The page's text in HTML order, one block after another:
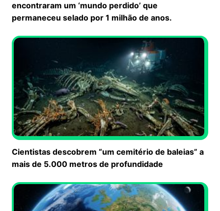
encontraram um ‘mundo perdido’ que
permaneceu selado por 1 milhão de anos.
Cientistas descobrem “um cemitério de baleias” a
mais de 5.000 metros de profundidade